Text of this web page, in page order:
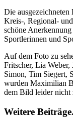
Die
Kreis-, Regional-
schöne
Sportlerinnen und
Auf dem Foto zu
Fritscher, Lia
Simon, Tim Siegert,
wurden Maximilian
dem Bild leider nicht
Weitere